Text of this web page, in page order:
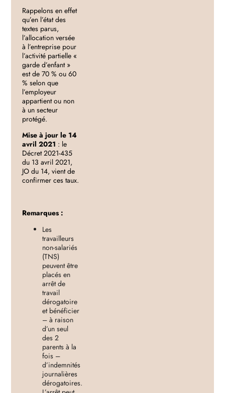
Rappelons en effet
qu’en l’état des
textes parus,
l’allocation versée
à l’entreprise pour
l’activité partielle «
garde d’enfant »
est de 70 % ou 60
% selon que
l’employeur
appartient ou non
à un secteur
protégé.
Mise à jour le 14
avril 2021 : le
Décret 2021-435
du 13 avril 2021,
JO du 14, vient de
confirmer ces taux.
Remarques :
Les
travailleurs
non-salariés
(TNS)
peuvent être
placés en
arrêt de
travail
dérogatoire
et bénéficier
– à raison
d’un seul
des 2
parents à la
fois –
d’indemnités
journalières
dérogatoires.